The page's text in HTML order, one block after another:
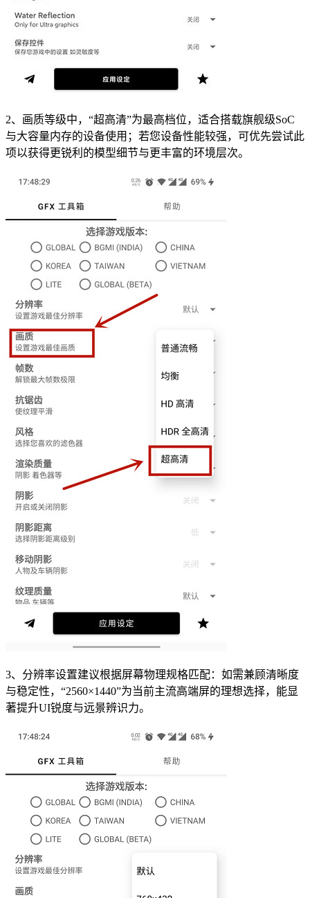
2、画质等级中，“超高清”为最高档位，适合搭载旗舰级SoC
与大容量内存的设备使用；若您设备性能较强，可优先尝试此
项以获得更锐利的模型细节与更丰富的环境层次。
3、分辨率设置建议根据屏幕物理规格匹配：如需兼顾清晰度
与稳定性，“2560×1440”为当前主流高端屏的理想选择，能显
著提升UI锐度与远景辨识力。